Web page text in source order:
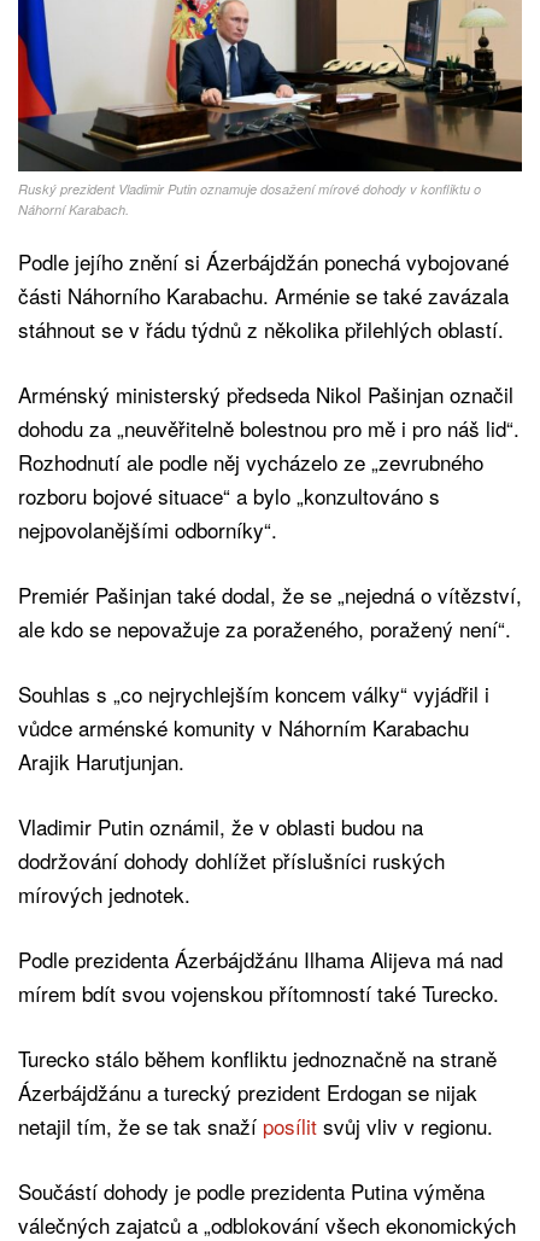
Ruský prezident Vladimir Putin oznamuje dosažení mírové dohody v konfliktu o
Náhorní Karabach.
Podle jejího znění si Ázerbájdžán ponechá vybojované
části Náhorního Karabachu. Arménie se také zavázala
stáhnout se v řádu týdnů z několika přilehlých oblastí.
Arménský ministerský předseda Nikol Pašinjan označil
dohodu za „neuvěřitelně bolestnou pro mě i pro náš lid“.
Rozhodnutí ale podle něj vycházelo ze „zevrubného
rozboru bojové situace“ a bylo „konzultováno s
nejpovolanějšími odborníky“.
Premiér Pašinjan také dodal, že se „nejedná o vítězství,
ale kdo se nepovažuje za poraženého, poražený není“.
Souhlas s „co nejrychlejším koncem války“ vyjádřil i
vůdce arménské komunity v Náhorním Karabachu
Arajik Harutjunjan.
Vladimir Putin oznámil, že v oblasti budou na
dodržování dohody dohlížet příslušníci ruských
mírových jednotek.
Podle prezidenta Ázerbájdžánu Ilhama Alijeva má nad
mírem bdít svou vojenskou přítomností také Turecko.
Turecko stálo během konfliktu jednoznačně na straně
Ázerbájdžánu a turecký prezident Erdogan se nijak
netajil tím, že se tak snaží posílit svůj vliv v regionu.
Součástí dohody je podle prezidenta Putina výměna
válečných zajatců a „odblokování všech ekonomických